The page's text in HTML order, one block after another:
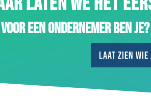
een ondernemer ben
Laat zien